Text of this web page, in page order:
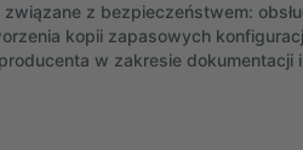
z bezpieczeństwem:
kopii zapasowych
w zakresie dokumentacji